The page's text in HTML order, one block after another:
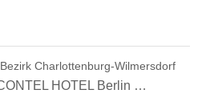
Bezirk Charlottenburg-Wilmersdorf
ECONTEL HOTEL Berlin Charlottenburg